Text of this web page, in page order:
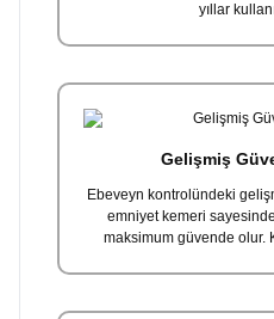
yıllar
Gelişmiş
Ebeveyn kontrolündeki
emniyet kemeri
maksimum güvende olur.